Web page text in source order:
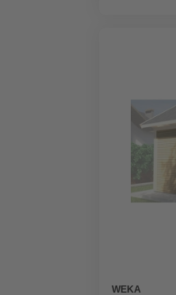
WEKA